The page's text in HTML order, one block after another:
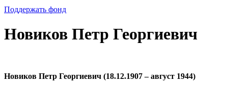
Поддержать фонд
Новиков Петр Георгиевич
Новиков Петр Георгиевич (18.12.1907 – август 1944)